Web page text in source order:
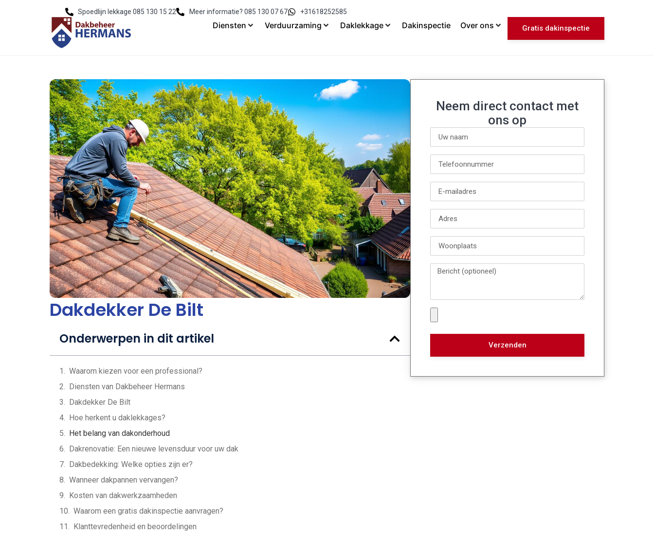
Spoedlijn lekkage 085 130 15 22 Meer informatie? 085 130 07 67 +31618252585
Diensten Verduurzaming Daklekkage Dakinspectie Over ons Gratis dakinspectie
Dakdekker De Bilt
Onderwerpen in dit artikel
Waarom kiezen voor een professional?
Diensten van Dakbeheer Hermans
Dakdekker De Bilt
Hoe herkent u daklekkages?
Het belang van dakonderhoud
Dakrenovatie: Een nieuwe levensduur voor uw dak
Dakbedekking: Welke opties zijn er?
Wanneer dakpannen vervangen?
Kosten van dakwerkzaamheden
Waarom een gratis dakinspectie aanvragen?
Klanttevredenheid en beoordelingen
Neem direct contact met
ons op
Verzenden